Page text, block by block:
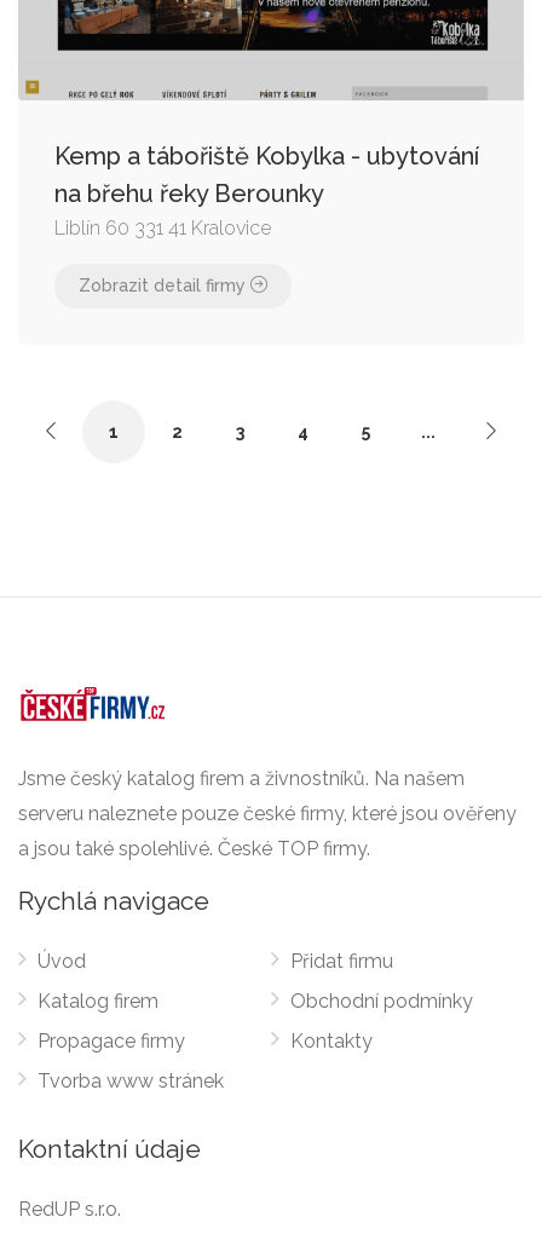
Kemp a tábořiště Kobylka - ubytování
na břehu řeky Berounky
Liblín 60 331 41 Kralovice
Zobrazit detail firmy
1 2 3 4 5 ...
Jsme český katalog firem a živnostníků. Na našem
serveru naleznete pouze české firmy, které jsou ověřeny
a jsou také spolehlivé. České TOP firmy.
Rychlá navigace
Úvod
Katalog firem
Propagace firmy
Tvorba www stránek
Přidat firmu
Obchodní podmínky
Kontakty
Kontaktní údaje
RedUP s.r.o.